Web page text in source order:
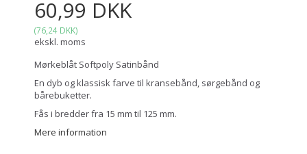
60,99 DKK
(76,24 DKK)
ekskl. moms
Mørkeblåt Softpoly Satinbånd
En dyb og klassisk farve til kransebånd, sørgebånd og
bårebuketter.
Fås i bredder fra 15 mm til 125 mm.
Mere information